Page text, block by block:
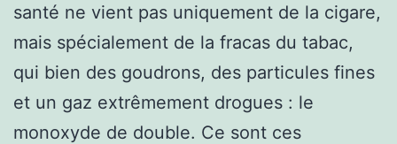
santé ne vient pas uniquement de la cigare,
mais spécialement de la fracas du tabac,
qui bien des goudrons, des particules fines
et un gaz extrêmement drogues : le
monoxyde de double. Ce sont ces